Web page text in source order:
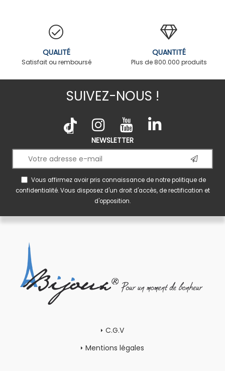
QUALITÉ
Satisfait ou remboursé
QUANTITÉ
Plus de 800.000 produits
SUIVEZ-NOUS !
NEWSLETTER
Vous affirmez avoir pris connaissance de notrepolitique de
confidentialité. Vous disposez d'un droit d'accès, de rectification et
d'opposition.
C.G.V
Mentions légales